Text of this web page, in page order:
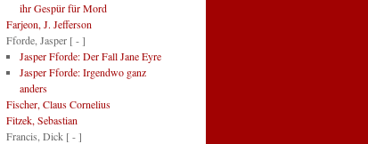
ihr Gespür für Mord
Farjeon, J. Jefferson
Fforde, Jasper [ - ]
Jasper Fforde: Der Fall Jane Eyre
Jasper Fforde: Irgendwo ganz
anders
Fischer, Claus Cornelius
Fitzek, Sebastian
Francis, Dick [ - ]